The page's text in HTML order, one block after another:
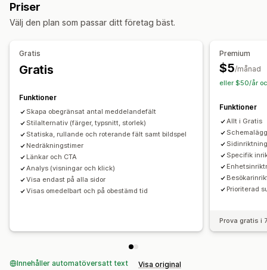
Analyser och rapporter
Spårning av beteenden
Spårning av prestanda
Analysverktyg i realtid
Trafikrapporter
Priser
Välj den plan som passar ditt företag bäst.
Gratis
Gratis
Funktioner
Skapa obegränsat antal meddelandefält
Stilalternativ (färger, typsnitt, storlek)
Statiska, rullande och roterande fält samt bildspel
Nedräkningstimer
Länkar och CTA
Analys (visningar och klick)
Visa endast på alla sidor
Visas omedelbart och på obestämd tid
Premium
$5/månad
eller $50/år
Funktioner
Allt i Gratis
Specifik
Prioriterad
Prova gratis i
Innehåller automatöversatt text Visa original